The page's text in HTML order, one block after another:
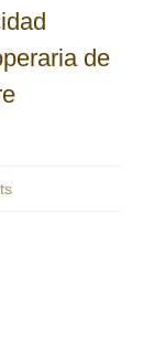
de